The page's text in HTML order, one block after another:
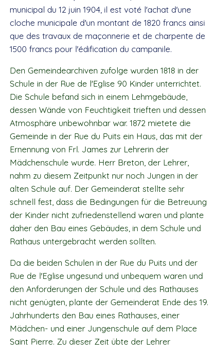
municipal du 12 juin 1904, il est voté l'achat d'une
cloche municipale d'un montant de 1820 francs ainsi
que des travaux de maçonnerie et de charpente de
1500 francs pour l'édification du campanile.
Den Gemeindearchiven zufolge wurden 1818 in der
Schule in der Rue de l'Eglise 90 Kinder unterrichtet.
Die Schule befand sich in einem Lehmgebäude,
dessen Wände von Feuchtigkeit trieften und dessen
Atmosphäre unbewohnbar war. 1872 mietete die
Gemeinde in der Rue du Puits ein Haus, das mit der
Ernennung von Frl. James zur Lehrerin der
Mädchenschule wurde. Herr Breton, der Lehrer,
nahm zu diesem Zeitpunkt nur noch Jungen in der
alten Schule auf. Der Gemeinderat stellte sehr
schnell fest, dass die Bedingungen für die Betreuung
der Kinder nicht zufriedenstellend waren und plante
daher den Bau eines Gebäudes, in dem Schule und
Rathaus untergebracht werden sollten.
Da die beiden Schulen in der Rue du Puits und der
Rue de l'Eglise ungesund und unbequem waren und
den Anforderungen der Schule und des Rathauses
nicht genügten, plante der Gemeinderat Ende des 19.
Jahrhunderts den Bau eines Rathauses, einer
Mädchen- und einer Jungenschule auf dem Place
Saint Pierre. Zu dieser Zeit übte der Lehrer